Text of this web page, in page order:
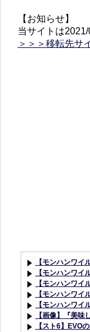
【お知らせ】
当サイトは
＞＞＞移転先サ
【モンハンワ
【モンハンワ
【モンハンワイ
【モンハンワ
【モンハンワ
【画像】『美
【スト6】EVO